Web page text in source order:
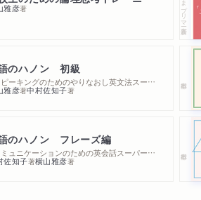
雅彦著
のハノン 初級
─スピーキングのためのやりなおし英文法スーパードリル
雅彦著中村佐知子著
のハノン フレーズ編
─コミュニケーションのための英会話スーパードリル
佐知子著横山雅彦著